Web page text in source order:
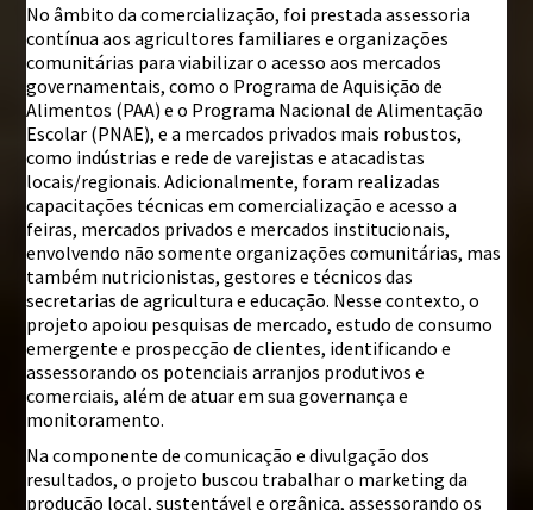
No âmbito da comercialização, foi prestada assessoria
contínua aos agricultores familiares e organizações
comunitárias para viabilizar o acesso aos mercados
governamentais, como o Programa de Aquisição de
Alimentos (PAA) e o Programa Nacional de Alimentação
Escolar (PNAE), e a mercados privados mais robustos,
como indústrias e rede de varejistas e atacadistas
locais/regionais. Adicionalmente, foram realizadas
capacitações técnicas em comercialização e acesso a
feiras, mercados privados e mercados institucionais,
envolvendo não somente organizações comunitárias, mas
também nutricionistas, gestores e técnicos das
secretarias de agricultura e educação. Nesse contexto, o
projeto apoiou pesquisas de mercado, estudo de consumo
emergente e prospecção de clientes, identificando e
assessorando os potenciais arranjos produtivos e
comerciais, além de atuar em sua governança e
monitoramento.
Na componente de comunicação e divulgação dos
resultados, o projeto buscou trabalhar o marketing da
produção local, sustentável e orgânica, assessorando os